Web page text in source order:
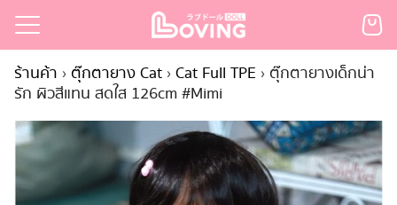
Skip
content
ก
ามแบรนด์
for:
ร้านค้า › ตุ๊กตายาง Cat › Cat Full TPE › ตุ๊กตายางเด็กน่า
รัก ผิวสีแทน สดใส 126cm #Mimi